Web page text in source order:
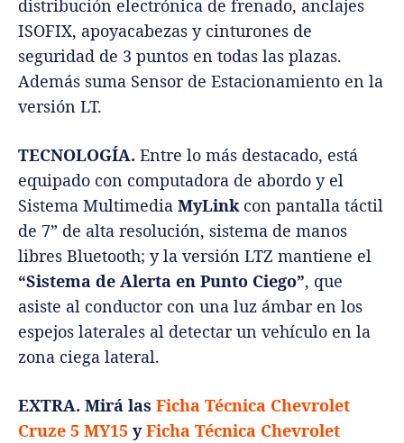
distribución electrónica de frenado, anclajes
ISOFIX, apoyacabezas y cinturones de
seguridad de 3 puntos en todas las plazas.
Además suma Sensor de Estacionamiento en la
versión LT.
TECNOLOGÍA. Entre lo más destacado, está
equipado con computadora de abordo y el
Sistema Multimedia MyLink con pantalla táctil
de 7” de alta resolución, sistema de manos
libres Bluetooth; y la versión LTZ mantiene el
“Sistema de Alerta en Punto Ciego”, que
asiste al conductor con una luz ámbar en los
espejos laterales al detectar un vehículo en la
zona ciega lateral.
EXTRA. Mirá las Ficha Técnica Chevrolet
Cruze 5 MY15 yFicha Técnica Chevrolet